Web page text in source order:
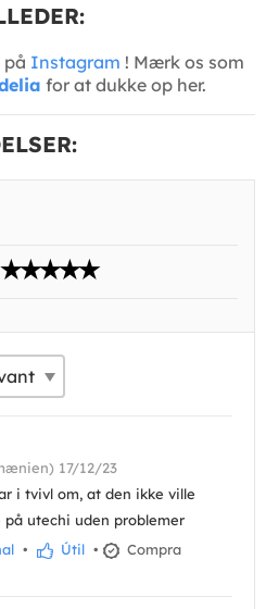
på Instagram ! Mærk os som
for at dukke op her.
17/12/23
i tvivl om, at den ikke ville
på utechi uden problemer
• Útil •
Compra